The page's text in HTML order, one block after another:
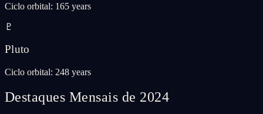
Ciclo orbital: 165 years
♇
Pluto
Ciclo orbital: 248 years
Destaques Mensais de 2024